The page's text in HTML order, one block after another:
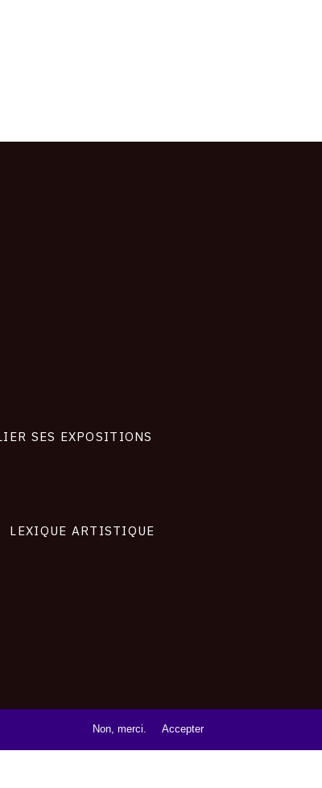
SES EXPOSITIONS
LEXIQUE ARTISTIQUE
Non, merci. Accepter